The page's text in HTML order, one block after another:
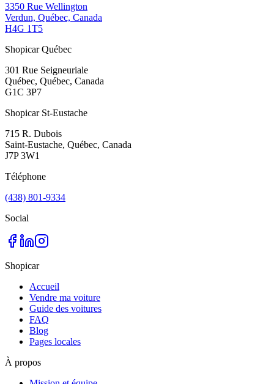
3350 Rue Wellington
Verdun, Québec, Canada
H4G 1T5
Shopicar Québec
301 Rue Seigneuriale
Québec, Québec, Canada
G1C 3P7
Shopicar St-Eustache
715 R. Dubois
Saint-Eustache, Québec, Canada
J7P 3W1
Téléphone
(438) 801-9334
Social
Shopicar
Accueil
Vendre ma voiture
Guide des voitures
FAQ
Blog
Pages locales
À propos